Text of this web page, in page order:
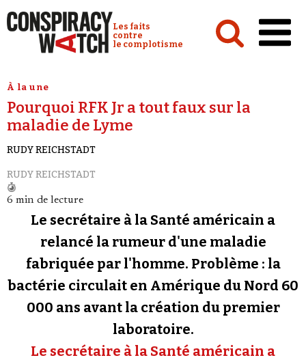
Conspiracy Watch :
Les faits
contre
le complotisme
Analyses
Conspipédia
Revues de presse
Newsletter
Faire un don
Demander à Vera
Se connecter
À la une
Pourquoi RFK Jr a tout faux sur la
maladie de Lyme
RUDY REICHSTADT
RUDY REICHSTADT
6 min de lecture
Le secrétaire à la Santé américain a
relancé la rumeur d'une maladie
fabriquée par l'homme. Problème : la
bactérie circulait en Amérique du Nord 60
000 ans avant la création du premier
laboratoire.
Le secrétaire à la Santé américain a